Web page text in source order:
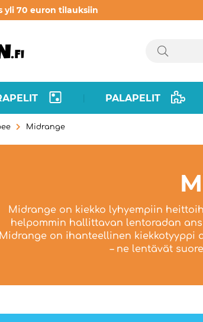
70 euron tilauksiin
PALAPELIT
Midrange
Midrange on kiekko lyhyempiin
helpommin hallittavan lentoradan
Midrange on ihanteellinen
– ne lentävät